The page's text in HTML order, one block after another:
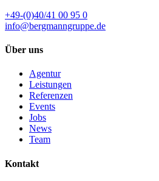
+49-(0)40/41 00 95 0
info@bergmanngruppe.de
Über uns
Agentur
Leistungen
Referenzen
Events
Jobs
News
Team
Kontakt